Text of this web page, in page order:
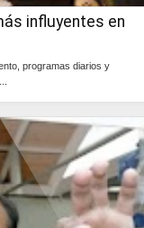
influyentes en
programas diarios y